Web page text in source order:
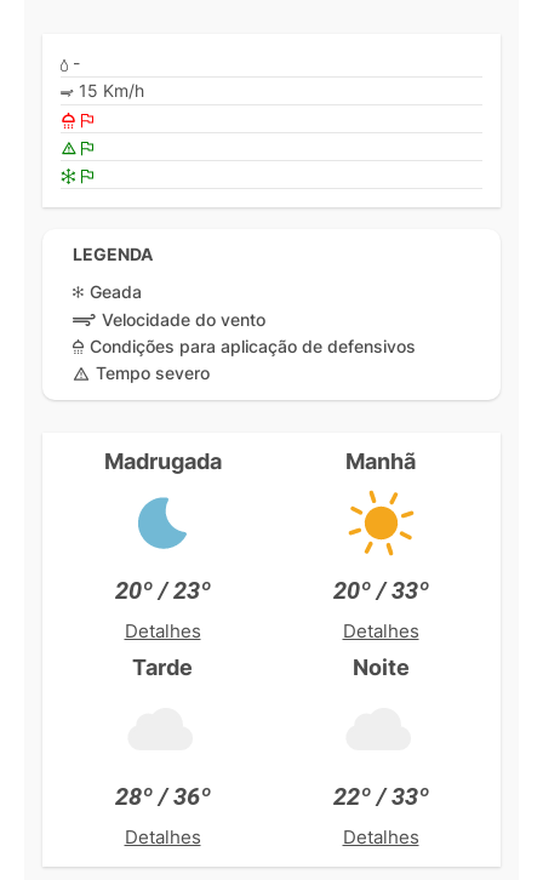
-
15 Km/h
LEGENDA
Geada
Velocidade do vento
Condições para aplicação de defensivos
Tempo severo
Madrugada
20º / 23º
Detalhes
Manhã
20º / 33º
Detalhes
Tarde
28º / 36º
Detalhes
Noite
22º / 33º
Detalhes